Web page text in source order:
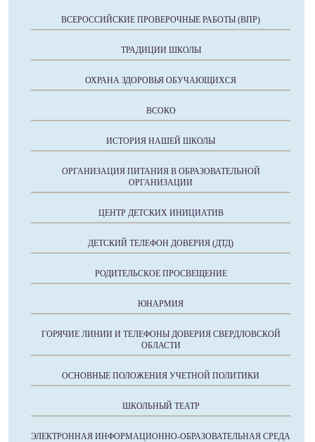
ВСЕРОССИЙСКИЕ ПРОВЕРОЧНЫЕ РАБОТЫ (ВПР)
ТРАДИЦИИ ШКОЛЫ
ОХРАНА ЗДОРОВЬЯ ОБУЧАЮЩИХСЯ
ВСОКО
ИСТОРИЯ НАШЕЙ ШКОЛЫ
ОРГАНИЗАЦИЯ ПИТАНИЯ В ОБРАЗОВАТЕЛЬНОЙ
ОРГАНИЗАЦИИ
ЦЕНТР ДЕТСКИХ ИНИЦИАТИВ
ДЕТСКИЙ ТЕЛЕФОН ДОВЕРИЯ (ДТД)
РОДИТЕЛЬСКОЕ ПРОСВЕЩЕНИЕ
ЮНАРМИЯ
ГОРЯЧИЕ ЛИНИИ И ТЕЛЕФОНЫ ДОВЕРИЯ СВЕРДЛОВСКОЙ
ОБЛАСТИ
ОСНОВНЫЕ ПОЛОЖЕНИЯ УЧЕТНОЙ ПОЛИТИКИ
ШКОЛЬНЫЙ ТЕАТР
ЭЛЕКТРОННАЯ ИНФОРМАЦИОННО-ОБРАЗОВАТЕЛЬНАЯ СРЕДА